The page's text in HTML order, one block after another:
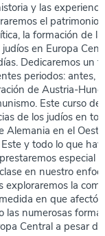
y las
el patrimonio
la formación de
en Europa
Dedicaremos un
periodos: antes,
de Austria-
Este curso de
de los judíos en
Alemania en el
y todo lo que
especial
en nuestro
exploraremos la
en que afectó
las numerosas
Central a pesar de